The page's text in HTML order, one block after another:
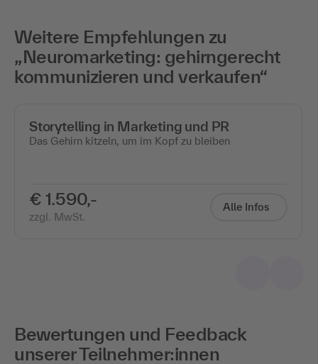
Weitere Empfehlungen zu
„Neuromarketing: gehirngerecht
kommunizieren und verkaufen“
Storytelling in Marketing und PR
Das Gehirn kitzeln, um im Kopf zu bleiben
€ 1.590,-
zzgl. MwSt.
Alle Infos
Bewertungen und Feedback
unserer Teilnehmer:innen